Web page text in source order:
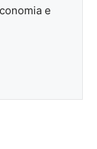
e